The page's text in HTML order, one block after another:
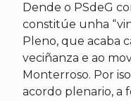
Dende o PSdeG
constitúe unha
Pleno, que acaba
veciñanza e ao
Monterroso. Por
acordo plenario, a